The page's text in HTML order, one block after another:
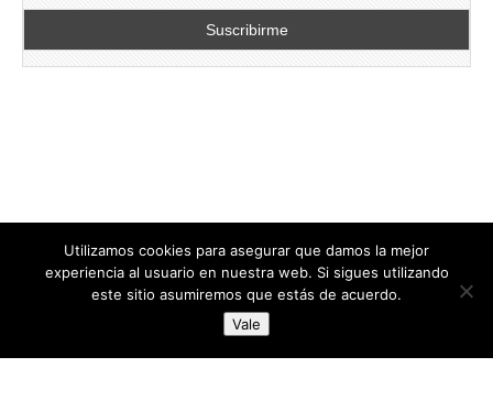
directoresdeseguridad.es
Diseñado por Centro Andaluz de Estudios y Entrenamiento
Utilizamos cookies para asegurar que damos la mejor
experiencia al usuario en nuestra web. Si sigues utilizando
este sitio asumiremos que estás de acuerdo.
Vale